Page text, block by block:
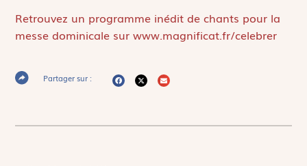
Retrouvez un programme inédit de chants pour la
messe dominicale sur www.magnificat.fr/celebrer
Partager sur :